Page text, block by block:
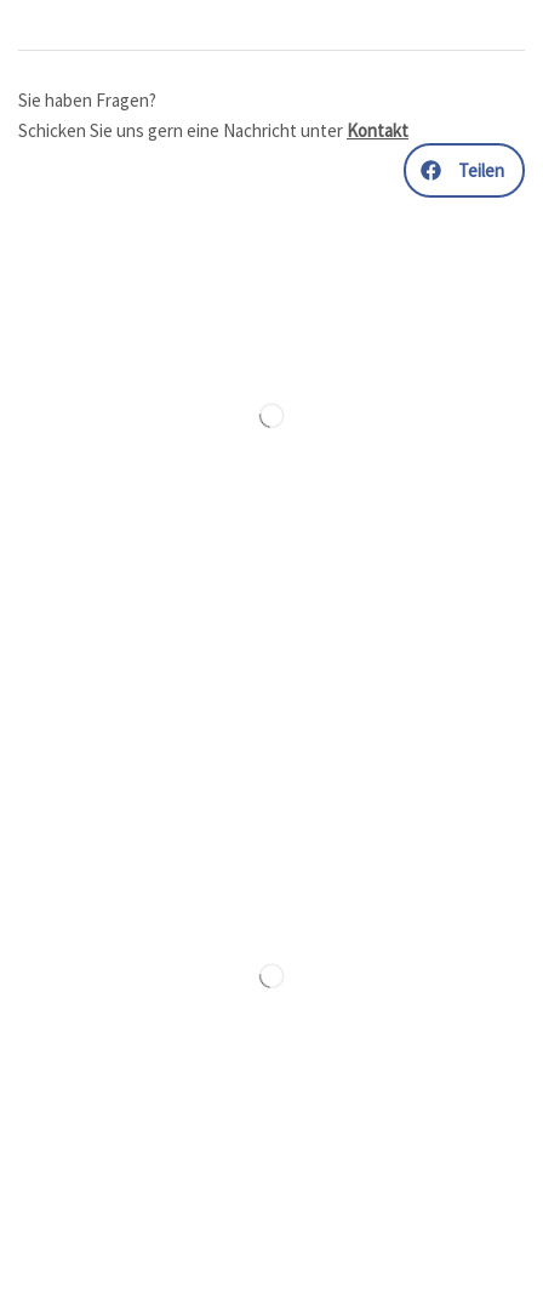
Sie haben Fragen?
Schicken Sie uns gern eine Nachricht unter Kontakt
Teilen